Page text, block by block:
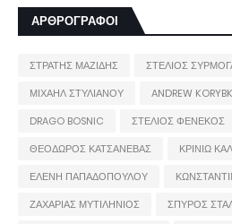
ΑΡΘΡΟΓΡΑΦΟΙ
ΣΤΡΑΤΗΣ ΜΑΖΙΔΗΣ ΣΤΕΛΙΟΣ
ΜΙΧΑΗΛ ΣΤΥΛΙΑΝΟΥ
ANDREW
DRAGO BOSNIC
ΣΤΕΛΙΟΣ ΦΕΝΕΚΟΣ
ΘΕΟΔΩΡΟΣ ΚΑΤΣΑΝΕΒΑΣ
ΚΡΙΝΙΩ
ΕΛΕΝΗ ΠΑΠΑΔΟΠΟΥΛΟΥ
ΖΑΧΑΡΙΑΣ ΜΥΤΙΛΗΝΙΟΣ
ΣΠΥΡΟΣ